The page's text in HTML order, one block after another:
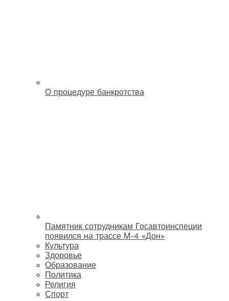
О процедуре банкротства
Памятник сотрудникам Госавтоинспеции
появился на трассе М-4 «Дон»
Культура
Здоровье
Образование
Политика
Религия
Спорт